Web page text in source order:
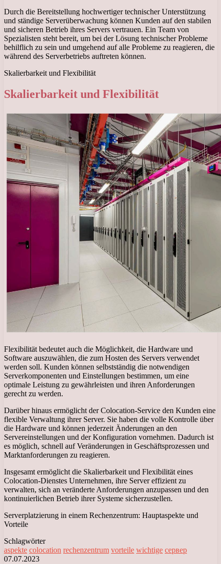
Durch die Bereitstellung hochwertiger technischer Unterstützung
und ständige Serverüberwachung können Kunden auf den stabilen
und sicheren Betrieb ihres Servers vertrauen. Ein Team von
Spezialisten steht bereit, um bei der Lösung technischer Probleme
behilflich zu sein und umgehend auf alle Probleme zu reagieren, die
während des Serverbetriebs auftreten können.
Skalierbarkeit und Flexibilität
Skalierbarkeit und Flexibilität
Flexibilität bedeutet auch die Möglichkeit, die Hardware und
Software auszuwählen, die zum Hosten des Servers verwendet
werden soll. Kunden können selbstständig die notwendigen
Serverkomponenten und Einstellungen bestimmen, um eine
optimale Leistung zu gewährleisten und ihren Anforderungen
gerecht zu werden.
Darüber hinaus ermöglicht der Colocation-Service den Kunden eine
flexible Verwaltung ihrer Server. Sie haben die volle Kontrolle über
die Hardware und können jederzeit Änderungen an den
Servereinstellungen und der Konfiguration vornehmen. Dadurch ist
es möglich, schnell auf Veränderungen in Geschäftsprozessen und
Marktanforderungen zu reagieren.
Insgesamt ermöglicht die Skalierbarkeit und Flexibilität eines
Colocation-Dienstes Unternehmen, ihre Server effizient zu
verwalten, sich an veränderte Anforderungen anzupassen und den
kontinuierlichen Betrieb ihrer Systeme sicherzustellen.
Serverplatzierung in einem Rechenzentrum: Hauptaspekte und
Vorteile
Schlagwörter
aspekte colocation rechenzentrum vorteile wichtige сервер
07.07.2023